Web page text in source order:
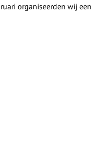
organiseerden wij een